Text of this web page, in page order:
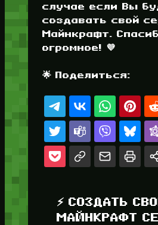
случае если Вы
создавать свой
Майнкрафт.
огромное! 💜
🌟 Поделиться:
⚡ СОЗДАТЬ
МАЙНКРАФТ